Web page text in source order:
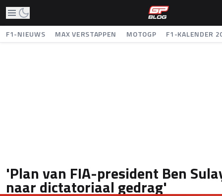
F1-NIEUWS MAX VERSTAPPEN MOTOGP F1-KALENDER
'Plan van FIA-president Ben
naar dictatoriaal gedrag'